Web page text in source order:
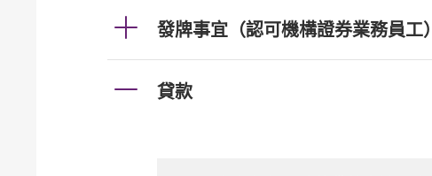
發牌事宜（認可機構證券業務員工）
貸款